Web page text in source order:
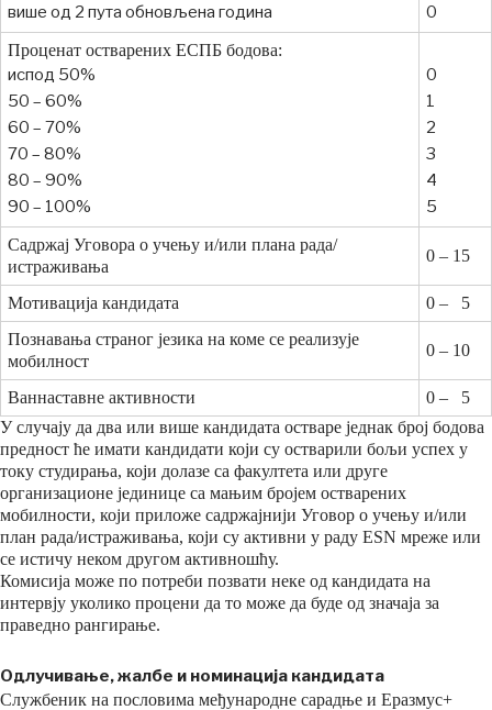
више од 2 пута обновљена година
0
Проценат остварених ЕСПБ бодова:
испод 50%
50 – 60%
60 – 70%
70 – 80%
80 – 90%
90 – 100%
0
1
2
3
4
5
Садржај Уговора о учењу и/или плана рада/
истраживања
0 – 15
Мотивација кандидата
0 – 5
Познавања страног језика на коме се реализује
мобилност
0 – 10
Ваннаставне активности
0 – 5
У случају да два или више кандидата остваре једнак број бодова
предност ће имати кандидати који су остварили бољи успех у
току студирања, који долазе са факултета или друге
организационе јединице са мањим бројем остварених
мобилности, који приложе садржајнији Уговор о учењу и/или
план рада/истраживања, који су активни у раду ESN мреже или
се истичу неком другом активношћу.
Комисија може по потреби позвати неке од кандидата на
интервју уколико процени да то може да буде од значаја за
праведно рангирање.
Одлучивање, жалбе и номинација кандидата
Службеник на пословима међународне сарадње и Еразмус+